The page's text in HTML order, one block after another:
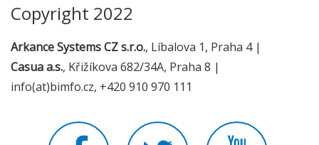
Copyright 2022
Arkance Systems CZ s.r.o., Líbalova 1, Praha 4 |
Casua a.s., Křižíkova 682/34A, Praha 8 |
info(at)bimfo.cz, +420 910 970 111